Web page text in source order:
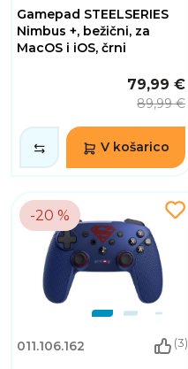
Gamepad STEELSERIES
Nimbus +, bežični, za
MacOS i iOS, črni
79,99 €
89,99 €
V košarico
-20 %
011.106.162 (3)